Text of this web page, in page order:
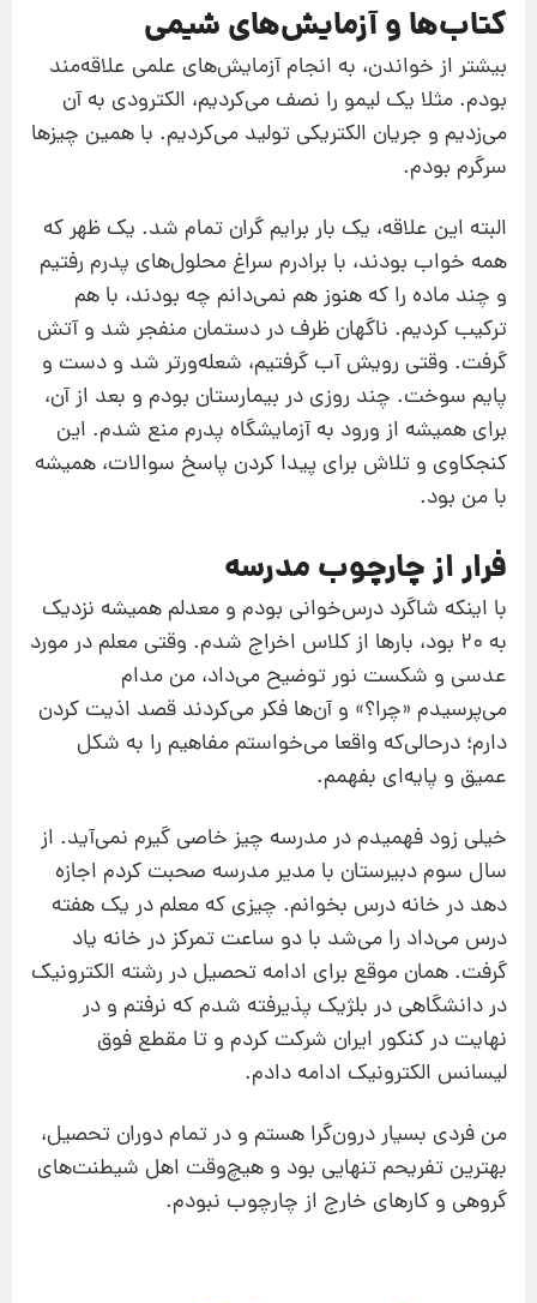
کتاب‌ها و آزمایش‌های شیمی
بیشتر از خواندن، به انجام آزمایش‌های علمی علاقه‌مند
بودم. مثلا یک لیمو را نصف می‌کردیم، الکترودی به آن
می‌زدیم و جریان الکتریکی تولید می‌کردیم. با همین چیزها
سرگرم بودم.
البته این علاقه، یک بار برایم گران تمام شد. یک ظهر که
همه خواب بودند، با برادرم سراغ محلول‌های پدرم رفتیم
و چند ماده را که هنوز هم نمی‌دانم چه بودند، با هم
ترکیب کردیم. ناگهان ظرف در دستمان منفجر شد و آتش
گرفت. وقتی رویش آب گرفتیم، شعله‌ورتر شد و دست و
پایم سوخت. چند روزی در بیمارستان بودم و بعد از آن،
برای همیشه از ورود به آزمایشگاه پدرم منع شدم. این
کنجکاوی و تلاش برای پیدا کردن پاسخ سوالات، همیشه
با من بود.
فرار از چارچوب مدرسه
با اینکه شاگرد درس‌خوانی بودم و معدلم همیشه نزدیک
به ۲۰ بود، بارها از کلاس اخراج شدم. وقتی معلم در مورد
عدسی و شکست نور توضیح می‌داد، من مدام
می‌پرسیدم «چرا؟» و آن‌ها فکر می‌کردند قصد اذیت کردن
دارم؛ درحالی‌که واقعا می‌خواستم مفاهیم را به شکل
عمیق و پایه‌ای بفهمم.
خیلی زود فهمیدم در مدرسه چیز خاصی گیرم نمی‌آید. از
سال سوم دبیرستان با مدیر مدرسه صحبت کردم اجازه
دهد در خانه درس بخوانم. چیزی که معلم در یک هفته
درس می‌داد را می‌شد با دو ساعت تمرکز در خانه یاد
گرفت. همان موقع برای ادامه تحصیل در رشته الکترونیک
در دانشگاهی در بلژیک پذیرفته شدم که نرفتم و در
نهایت در کنکور ایران شرکت کردم و تا مقطع فوق
لیسانس الکترونیک ادامه دادم.
من فردی بسیار درون‌گرا هستم و در تمام دوران تحصیل،
بهترین تفریحم تنهایی بود و هیچ‌وقت اهل شیطنت‌های
گروهی و کارهای خارج از چارچوب نبودم.